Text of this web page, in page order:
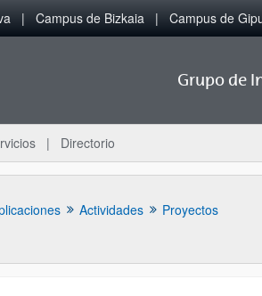
Campus de Bizkaia Campus de
Grupo de
Directorio
Actividades
Proyectos